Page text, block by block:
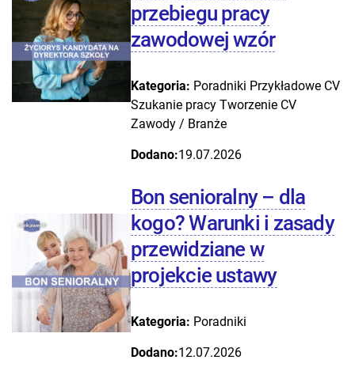
przebiegu pracy
zawodowej wzór
Kategoria: Poradniki Przykładowe CV
Szukanie pracy Tworzenie CV
Zawody / Branże
Dodano:19.07.2026
Bon senioralny – dla
kogo? Warunki i zasady
przewidziane w
projekcie ustawy
Kategoria: Poradniki
Dodano:12.07.2026